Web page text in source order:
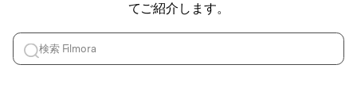
サポート
てご紹介します。